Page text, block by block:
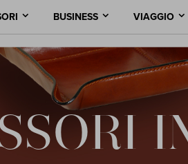
BUSINESS VIAGGIO